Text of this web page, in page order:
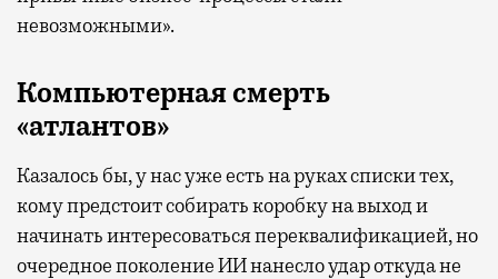
невозможными».
Компьютерная смерть
«атлантов»
Казалось бы, у нас уже есть на руках списки тех,
кому предстоит собирать коробку на выход и
начинать интересоваться переквалификацией, но
очередное поколение ИИ нанесло удар откуда не